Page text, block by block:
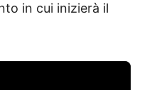
in cui inizierà il